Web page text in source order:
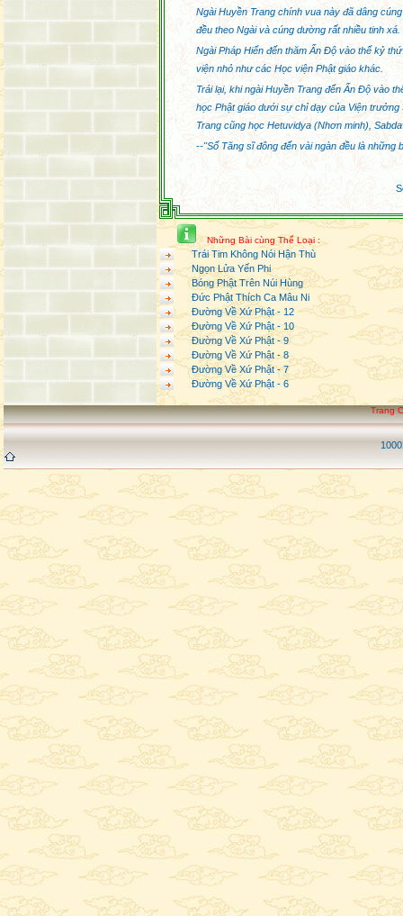
Tin Tức Phật Giáo Thế
Giới Tuần Thứ 2 Tháng
Tin Tức Phật Giáo Thế
Tin Tức Phật Giáo Thế
Ngài Huyền Trang chính vua này đã dâng
đều theo Ngài và cúng dường rất nhiều tinh xá.
Ngài Pháp Hiển đến thăm Ấn Ðộ vào thế kỷ
viện nhỏ như các Học viện Phật giáo khác.
Trái lại, khi ngài Huyền Trang đến Ấn Ðộ vào
học Phật giáo dưới sự chỉ dạy của Viện
Trang cũng học Hetuvidya (Nhơn minh),
--"Số Tăng sĩ đông đến vài ngàn đều là những
Những Bài cùng Thể Loại :
Trái Tim Không Nói Hận Thù
Ngọn Lửa Yến Phi
Bóng Phật Trên Núi Hùng
Đức Phật Thích Ca Mâu Ni
Đường Về Xứ Phật - 12
Đường Về Xứ Phật - 10
Đường Về Xứ Phật - 9
Đường Về Xứ Phật - 8
Đường Về Xứ Phật - 7
Đường Về Xứ Phật - 6
Trang